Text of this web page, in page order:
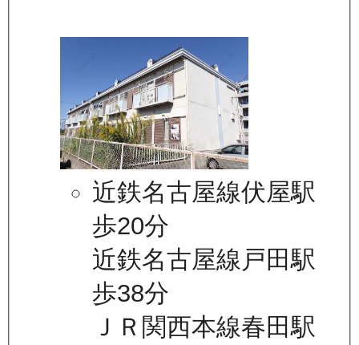
近鉄名古屋線伏屋駅
歩20分
近鉄名古屋線戸田駅
歩38分
ＪＲ関西本線春田駅